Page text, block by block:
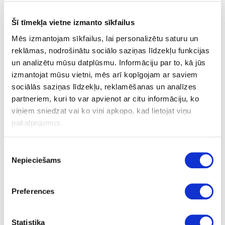
Šī tīmekļa vietne izmanto sīkfailus
Mēs izmantojam sīkfailus, lai personalizētu saturu un
reklāmas, nodrošinātu sociālo saziņas līdzekļu funkcijas
un analizētu mūsu datplūsmu. Informāciju par to, kā jūs
izmantojat mūsu vietni, mēs arī kopīgojam ar saviem
sociālās saziņas līdzekļu, reklamēšanas un analīzes
partneriem, kuri to var apvienot ar citu informāciju, ko
viņiem sniedzat vai ko viņi apkopo, kad lietojat viņu
pakalpojumus.
izvēle
Nepieciešams
Preferences
Statistika
CENU LAPA